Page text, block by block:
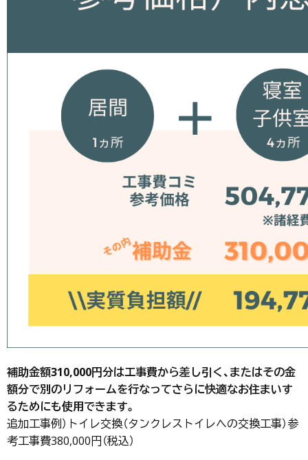
補助金額310,000円分は工事費から差し引く、またはその金
額分で別のリフォームを行なってさらに快適なお住まいす
るためにも使用できます。
追加工事例）トイレ交換（タンクレストイレへの交換工事）参
考工事費380,000円（税込）